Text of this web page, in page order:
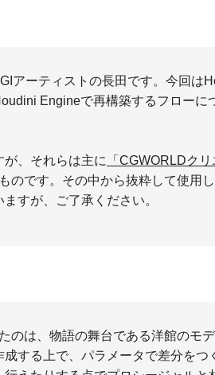
アーティストの長田です。今回は
Engineで再構築するフローに
、それらは主に
「CGWORLDク
のです。その中から抜粋して使用
すが、ご了承ください。
のは、物語の舞台である洋館のモ
する上で、パラメータで差分をつ